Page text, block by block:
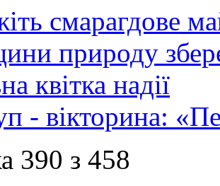
смарагдове
природу
квітка надії
- вікторина:
390 з 458